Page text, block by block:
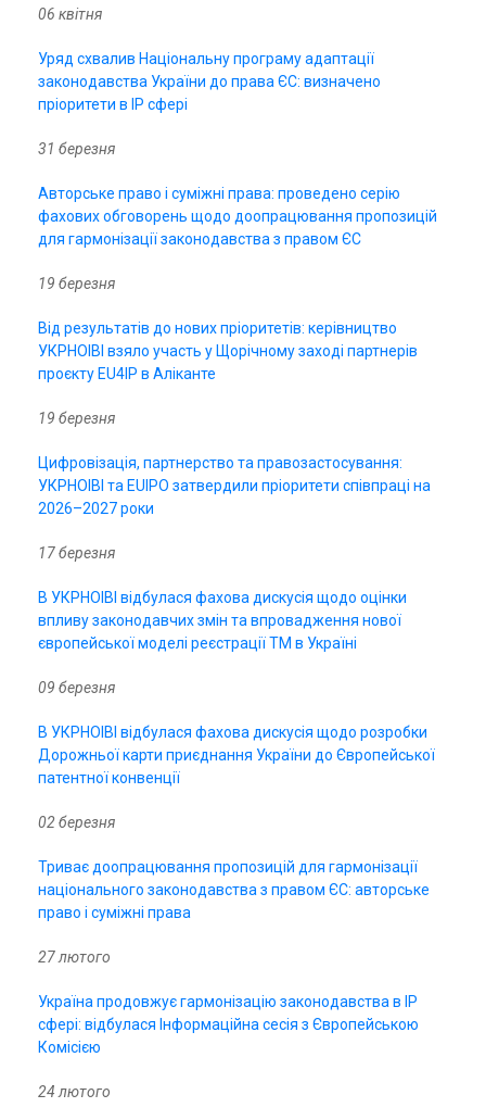
06 квітня
Уряд схвалив Національну програму адаптації
законодавства України до права ЄС: визначено
пріоритети в IP сфері
31 березня
Авторське право і суміжні права: проведено серію
фахових обговорень щодо доопрацювання пропозицій
для гармонізації законодавства з правом ЄС
19 березня
Від результатів до нових пріоритетів: керівництво
УКРНОІВІ взяло участь у Щорічному заході партнерів
проєкту EU4IP в Аліканте
19 березня
Цифровізація, партнерство та правозастосування:
УКРНОІВІ та EUIPO затвердили пріоритети співпраці на
2026–2027 роки
17 березня
В УКРНОІВІ відбулася фахова дискусія щодо оцінки
впливу законодавчих змін та впровадження нової
європейської моделі реєстрації ТМ в Україні
09 березня
В УКРНОІВІ відбулася фахова дискусія щодо розробки
Дорожньої карти приєднання України до Європейської
патентної конвенції
02 березня
Триває доопрацювання пропозицій для гармонізації
національного законодавства з правом ЄС: авторське
право і суміжні права
27 лютого
Україна продовжує гармонізацію законодавства в IP
сфері: відбулася Інформаційна сесія з Європейською
Комісією
24 лютого